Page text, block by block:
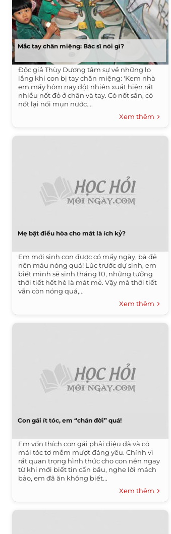
Mắc tay chân miệng: Bác sĩ nói gì?
Độc giả Thùy Dương tâm sự về những lo
lắng khi con bị tay chân miệng: 'Kem nhà
em mấy hôm nay đột nhiên xuất hiện rất
nhiều nốt đỏ ở chân và tay. Có nốt sần, có
nốt lại nổi mụn nước....
Xem thêm
Mẹ bật điều hòa cho mát là ích kỷ?
Em mới sinh con được có mấy ngày, bà đẻ
nên máu nóng quá! Lúc trước dự sinh, em
biết mình sẽ sinh tháng 10, những tưởng
thời tiết hết hè là mát mẻ. Vậy mà thời tiết
vẫn còn nóng quá,...
Xem thêm
Con gái ít tóc, em “chán đời” quá!
Em vốn thích con gái phải điệu đà và có
mái tóc tơ mềm mượt đáng yêu. Chính vì
rất quan trọng hình thức cho con nên ngay
từ khi mới biết tin cấn bầu, nghe lời mách
bảo, em đã ăn không biết...
Xem thêm